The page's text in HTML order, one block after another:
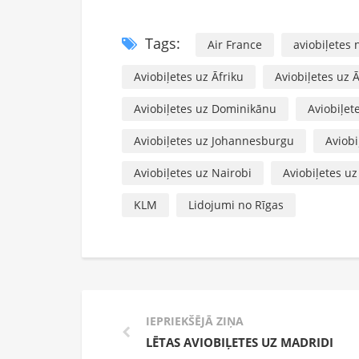
Tags: Air France aviobiļetes
Aviobiļetes uz Āfriku Aviobiļetes uz
Aviobiļetes uz Dominikānu
Aviobiļetes uz Johannesburgu
Aviobiļetes uz Nairobi Aviobiļetes
KLM Lidojumi no Rīgas
IEPRIEKŠĒJĀ ZIŅA
LĒTAS AVIOBIĻETES UZ MADRIDI